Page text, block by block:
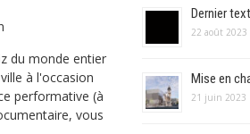
du monde entier
à l'occasion
performative (à
vous
Dernier
22 août 2023
Mise en
21 juin 2023